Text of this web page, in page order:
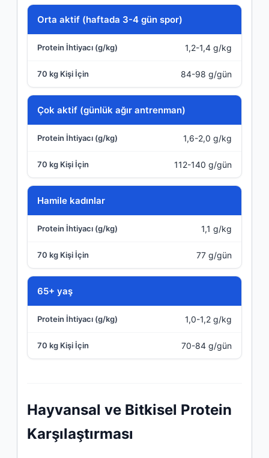
Orta aktif (haftada 3-4 gün spor)
1,2-1,4 g/kg
84-98 g/gün
Çok aktif (günlük ağır antrenman)
1,6-2,0 g/kg
112-140 g/gün
Hamile kadınlar
1,1 g/kg
77 g/gün
65+ yaş
1,0-1,2 g/kg
70-84 g/gün
Hayvansal ve Bitkisel Protein
Karşılaştırması